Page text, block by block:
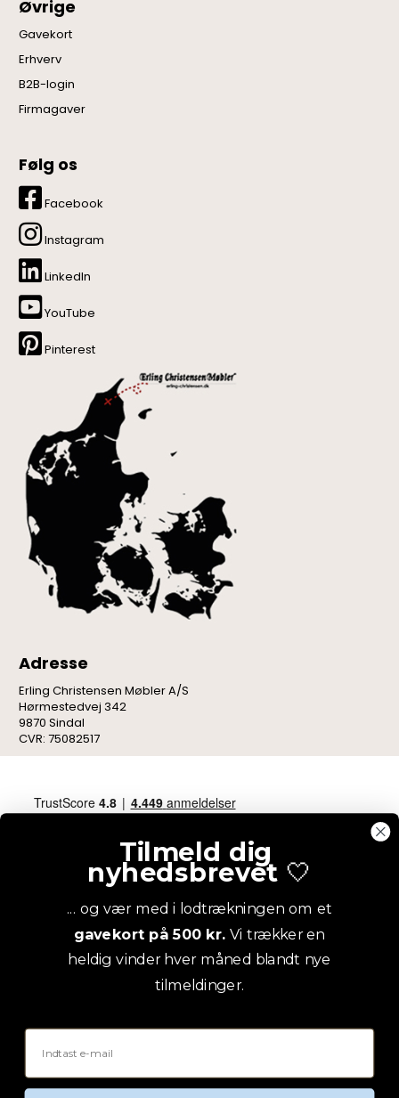
Øvrige
Gavekort
Erhverv
B2B-login
Firmagaver
Følg os
Facebook
Instagram
LinkedIn
YouTube
Pinterest
Adresse
Erling Christensen Møbler A/S
Hørmestedvej 342
9870 Sindal
CVR: 75082517
Tilmeld dig
nyhedsbrevet 🤍
... og vær med i lodtrækningen om et
gavekort på 500 kr. Vi trækker en
heldig vinder hver måned blandt nye
tilmeldinger.
Email